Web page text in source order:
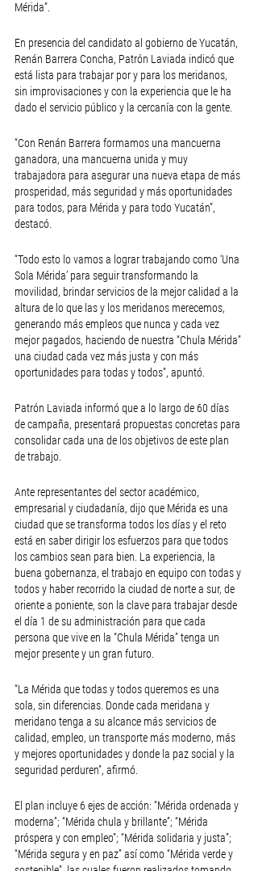
Mérida”.
En presencia del candidato al gobierno de Yucatán,
Renán Barrera Concha, Patrón Laviada indicó que
está lista para trabajar por y para los meridanos,
sin improvisaciones y con la experiencia que le ha
dado el servicio público y la cercanía con la gente.
“Con Renán Barrera formamos una mancuerna
ganadora, una mancuerna unida y muy
trabajadora para asegurar una nueva etapa de más
prosperidad, más seguridad y más oportunidades
para todos, para Mérida y para todo Yucatán”,
destacó.
“Todo esto lo vamos a lograr trabajando como ‘Una
Sola Mérida’ para seguir transformando la
movilidad, brindar servicios de la mejor calidad a la
altura de lo que las y los meridanos merecemos,
generando más empleos que nunca y cada vez
mejor pagados, haciendo de nuestra “Chula Mérida”
una ciudad cada vez más justa y con más
oportunidades para todas y todos”, apuntó.
Patrón Laviada informó que a lo largo de 60 días
de campaña, presentará propuestas concretas para
consolidar cada una de los objetivos de este plan
de trabajo.
Ante representantes del sector académico,
empresarial y ciudadanía, dijo que Mérida es una
ciudad que se transforma todos los días y el reto
está en saber dirigir los esfuerzos para que todos
los cambios sean para bien. La experiencia, la
buena gobernanza, el trabajo en equipo con todas y
todos y haber recorrido la ciudad de norte a sur, de
oriente a poniente, son la clave para trabajar desde
el día 1 de su administración para que cada
persona que vive en la “Chula Mérida” tenga un
mejor presente y un gran futuro.
“La Mérida que todas y todos queremos es una
sola, sin diferencias. Donde cada meridana y
meridano tenga a su alcance más servicios de
calidad, empleo, un transporte más moderno, más
y mejores oportunidades y donde la paz social y la
seguridad perduren”, afirmó.
El plan incluye 6 ejes de acción: “Mérida ordenada y
moderna”; “Mérida chula y brillante”; “Mérida
próspera y con empleo”; “Mérida solidaria y justa”;
“Mérida segura y en paz” así como “Mérida verde y